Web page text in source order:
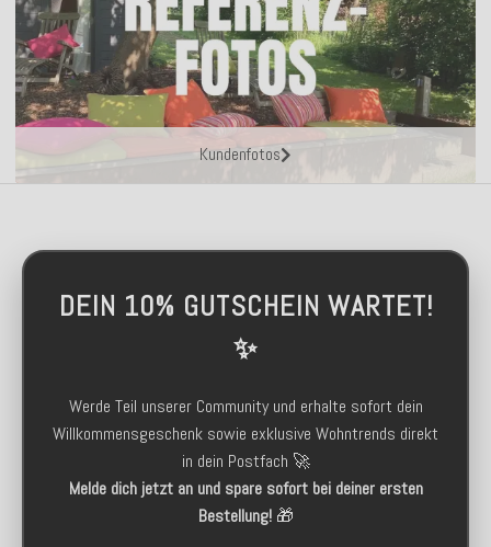
Kundenfotos
DEIN 10% GUTSCHEIN WARTET!
✨
Werde Teil unserer Community und erhalte sofort dein
Willkommensgeschenk sowie exklusive Wohntrends direkt
in dein Postfach 🚀
Melde dich jetzt an und spare sofort bei deiner ersten
Bestellung!🎁